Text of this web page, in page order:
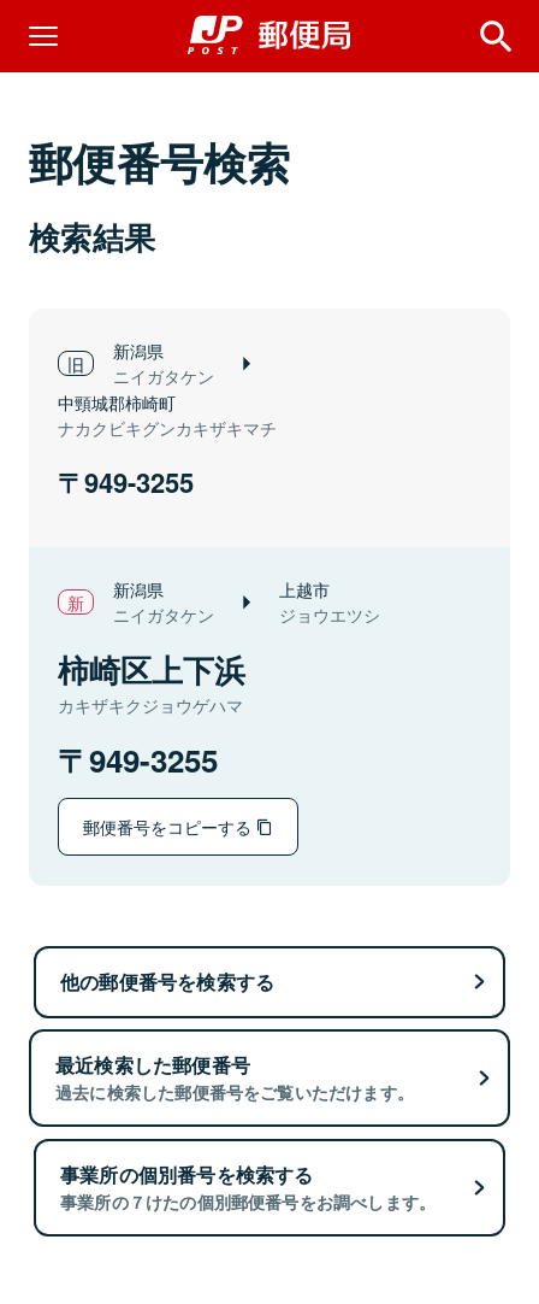
郵便番号検索
検索結果
新潟県
ニイガタケン
中頸城郡柿崎町
ナカクビキグンカキザキマチ
949-3255
新潟県
ニイガタケン
上越市
ジョウエツシ
柿崎区上下浜
カキザキクジョウゲハマ
949-3255
郵便番号をコピーする
他の郵便番号を検索する
最近検索した郵便番号
過去に検索した郵便番号をご覧いただけます。
事業所の個別番号を検索する
事業所の７けたの個別郵便番号をお調べします。